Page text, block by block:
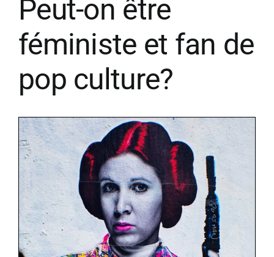
Peut-on être
féministe et fan de
pop culture?